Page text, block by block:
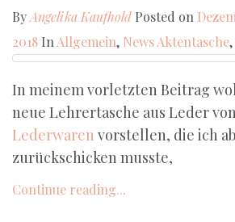
ByAngelika Kaufhold Posted on
2018 In Allgemein, NewsAktentasche,
In meinem vorletzten Beitrag
neue Lehrertasche aus Leder von
Lederwaren vorstellen, die ich
zurückschicken musste,
Continue reading...